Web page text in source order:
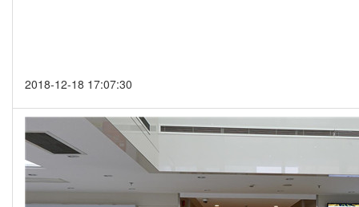
2018-12-18 17:07:30